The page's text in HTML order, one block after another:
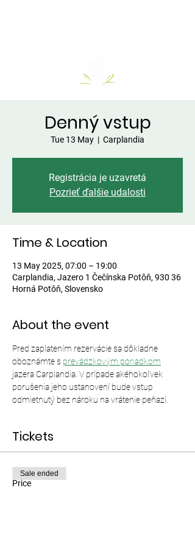
Denný vstup
Tue 13 May
  |
Carplandia
Registrácia je uzavretá
Pozrieť ďalšie udalosti
Time & Location
13 May 2025, 07:00 – 19:00
Carplandia, Jazero 1 Čečínska Potôň, 930 36
Horná Potôň, Slovensko
About the event
Pred zaplatením rezervácie sa dôkladne
oboznámte s prevádzkovým poriadkom
jazera Carplandia. V prípade akéhokoľvek
porušenia jeho ustanovení bude vstup
odmietnutý bez nároku na vrátenie peňazí.
Tickets
Price
Sale ended